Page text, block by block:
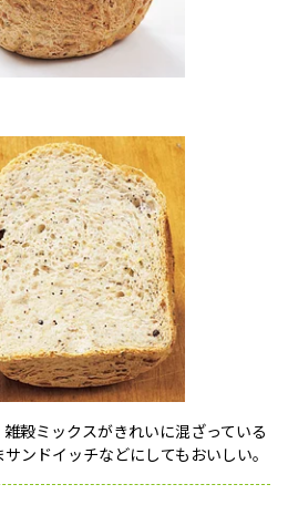
穀ミックスがきれいに混ざっている
ンドイッチなどにしてもおいしい。